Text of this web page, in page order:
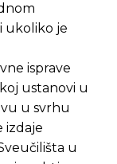
ukoliko je
isprave
ustanovi u
u svrhu
izdaje
u